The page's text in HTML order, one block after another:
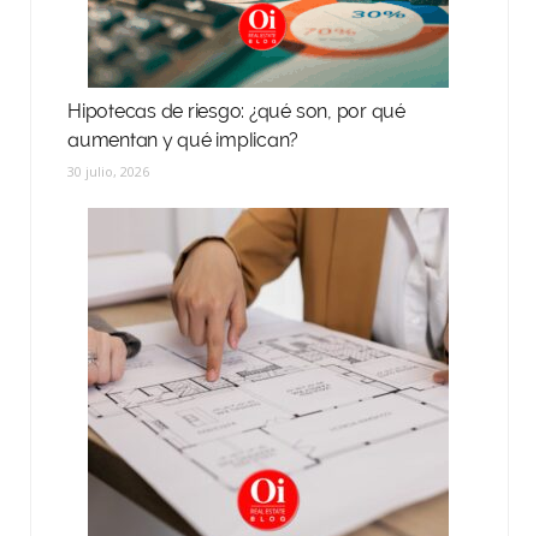
Hipotecas de riesgo: ¿qué son, por qué
aumentan y qué implican?
30 julio, 2026